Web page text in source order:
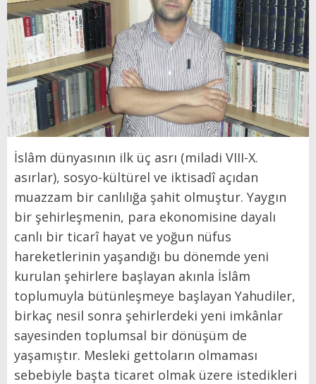
İslâm dünyasının ilk üç asrı (miladi VIII-X.
asırlar), sosyo-kültürel ve iktisadî açıdan
muazzam bir canlılığa şahit olmuştur. Yaygın
bir şehirleşmenin, para ekonomisine dayalı
canlı bir ticarî hayat ve yoğun nüfus
hareketlerinin yaşandığı bu dönemde yeni
kurulan şehirlere başlayan akınla İslâm
toplumuyla bütünleşmeye başlayan Yahudiler,
birkaç nesil sonra şehirlerdeki yeni imkânlar
sayesinden toplumsal bir dönüşüm de
yaşamıştır. Mesleki gettoların olmaması
sebebiyle başta ticaret olmak üzere istedikleri